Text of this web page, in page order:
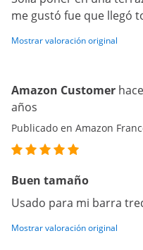
me gustó fue que llegó
Mostrar valoración original
Amazon Customer
años
Publicado en Amazon
Buen tamaño
Usado para mi barra
Mostrar valoración original